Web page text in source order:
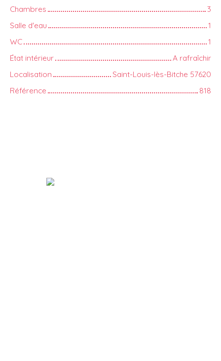
Chambres
3
Salle d'eau
1
WC
1
État intérieur
A rafraîchir
Localisation
Saint-Louis-lès-Bitche 57620
Référence
818